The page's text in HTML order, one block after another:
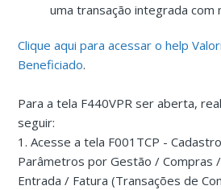
uma transação integrada com
Clique aqui para acessar o help
Beneficiado.
Para a tela F440VPR ser aberta,
seguir:
1. Acesse a tela F001TCP -
Parâmetros por Gestão / Compras
Entrada / Fatura (Transações de